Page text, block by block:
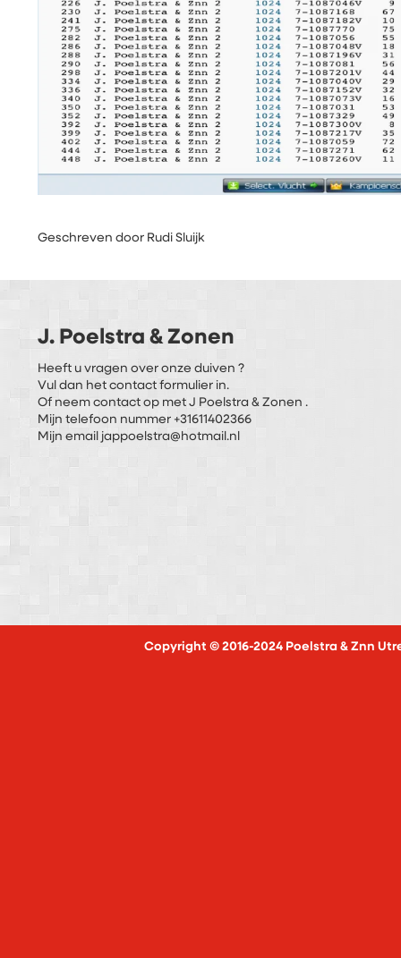
Geschreven door Rudi Sluijk
J. Poelstra & Zonen
Heeft u vragen over onze duiven ?
Vul dan het contact formulier in.
Of neem contact op met J Poelstra & Zonen .
Mijn telefoon nummer +31611402366
Mijn email jappoelstra@hotmail.nl
Copyright © 2016-2024 Poelstra & Znn